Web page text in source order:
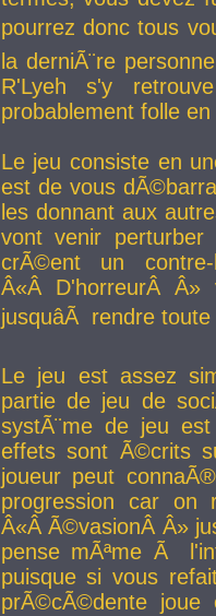
pourrez donc tous
la derniÃ¨re
R'Lyeh s'y
probablement folle
Le jeu consiste en
est de vous
les donnant aux
vont venir perturber
crÃ©ent un
Â«Â D'horreurÂ
jusquâÃ rendre
Le jeu est assez
partie de jeu de
systÃ¨me de jeu
effets sont Ã©crits
joueur peut
progression car
Â«Â Ã©vasionÂ Â»
pense mÃªme Ã
puisque si vous
prÃ©cÃ©dente